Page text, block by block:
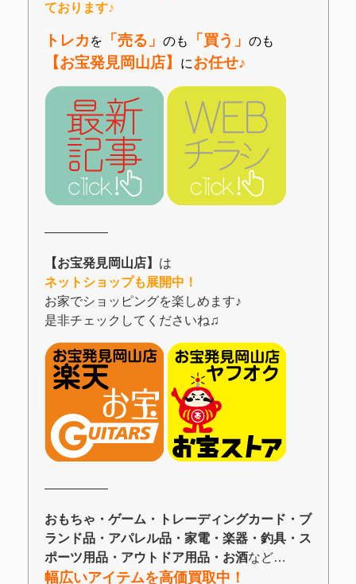
ております♪
トレカ を 「売る」 のも 「買う」 のも
【お宝発見岡山店】 にお任せ♪
―――――
【お宝発見岡山店】 は
ネットショップも展開中！
お家でショッピングを楽しめます♪
是非チェックしてくださいね♫
―――――
おもちゃ・ゲーム・トレーディングカード・ブ
ランド品・アパレル品・家電・楽器・釣具・ス
ポーツ用品・アウトドア用品・お酒など…
幅広いアイテムを高価買取中！